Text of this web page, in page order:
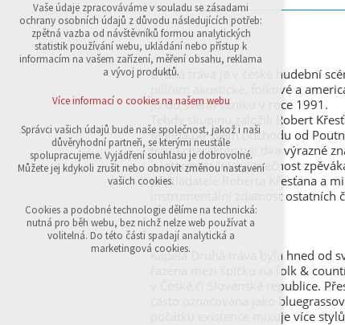
Druhá tráva je v české hudební
pilířem akustické, folkové a
již od svého vzniku v roce 1991.
Tehdy skupinu založili Robert
Malina po svém odchodu od
trávu charakterizují dva výrazné
a interpretační výjimečnost
překladatele Roberta Křesťana a
instrumentální zdatnost ostatních
Kapela Druhá tráva byla hned od
řazena mezi špičku na folk &
v České či Slovenské republice.
často označována jako
počátku existence mixuje více
Technická cookies
nutná pro provozování webu
udržení kontextu stránek (session): případná
přihlášení, volby jazyka, apod.
analytická pro anonymizované vyhodnocení
návštěvnosti
marketingová cookies (Google,Sklik)
Více informací o cookies na našem webu
Přijmout všechny cookies
Odmítnout vše
Vaše údaje zpracováváme v souladu se zásadami
ochrany osobních údajů z důvodu následujících potřeb:
zpětná vazba od návštěvníků formou analytických
statistik používání webu, ukládání nebo přístup k
informacím na vašem zařízení, měření obsahu, reklama
a vývoj produktů.
Více informací o cookies na našem webu
Správci vašich údajů bude naše společnost, jakož i naši
důvěryhodní partneři, se kterými neustále
spolupracujeme. Vyjádření souhlasu je dobrovolné.
Můžete jej kdykoli zrušit nebo obnovit změnou nastavení
vašich cookies.
Cookies a podobné technologie dělíme na technická:
nutná pro běh webu, bez nichž nelze web používat a
volitelná. Do této části spadají analytická a
marketingová cookies.